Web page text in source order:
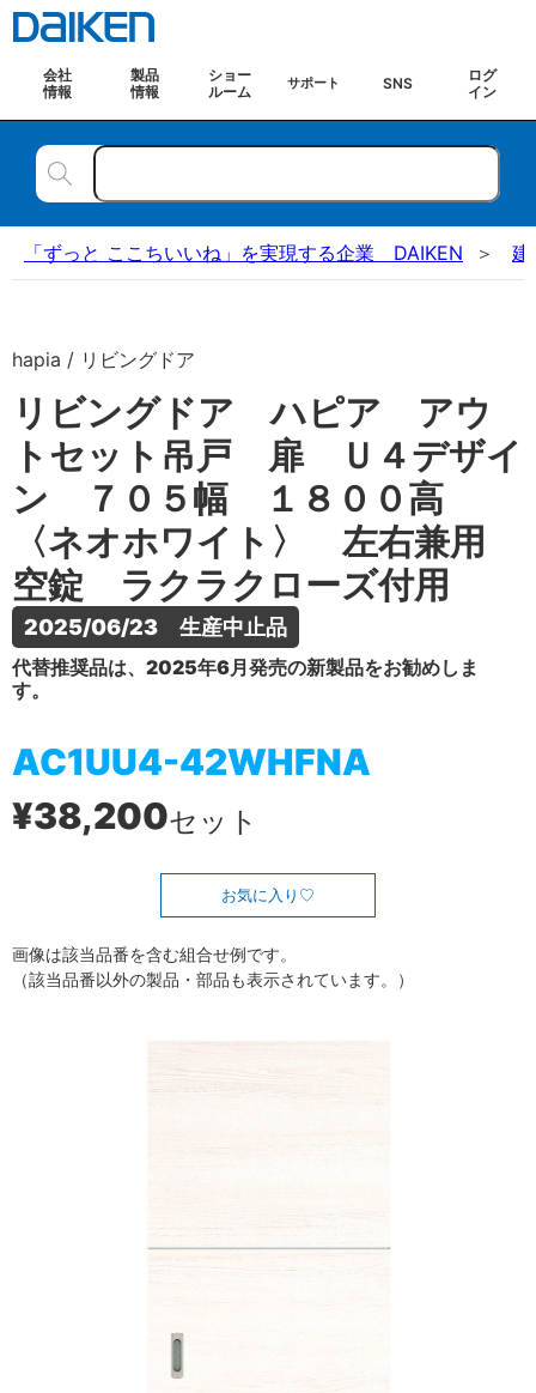
会社
情報
製品
情報
ショー
ルーム
サポート SNS
ログ
イン
「ずっと ここちいいね」を実現する企業 DAIKEN 建
hapia / リビングドア
リビングドア ハピア アウ
トセット吊戸 扉 Ｕ４デザイ
ン ７０５幅 １８００高
〈ネオホワイト〉 左右兼用
空錠 ラクラクローズ付用
2025/06/23　生産中止品
代替推奨品は、2025年6月発売の新製品をお勧めしま
す。
AC1UU4-42WHFNA
¥38,200セット
お気に入り
画像は該当品番を含む組合せ例です。
（該当品番以外の製品・部品も表示されています。）